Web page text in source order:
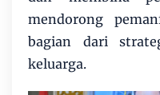
mendorong
bagian dari
keluarga.